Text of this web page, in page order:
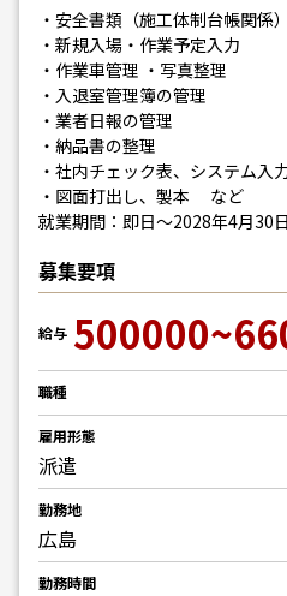
・安全書類（施工体制台帳関係）
・新規入場・作業予定入力
・作業車管理 ・写真整理
・入退室管理簿の管理
・業者日報の管理
・納品書の整理
・社内チェック表、システム入
・図面打出し、製本 など
就業期間：即日～2028年4月30日
募集要項
給与
職種
雇用形態
派遣
勤務地
広島
勤務時間